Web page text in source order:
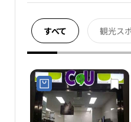
すべて 観光ス